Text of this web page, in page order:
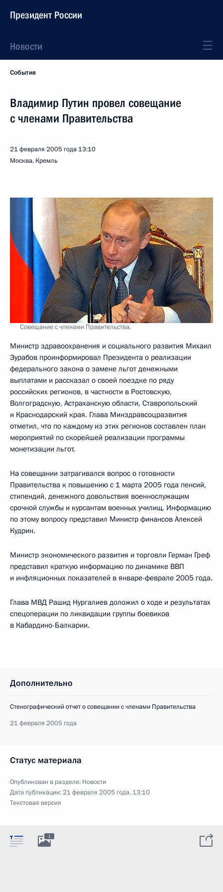
Президент России
Новости
События
Владимир Путин провел совещание
с членами Правительства
21 февраля 2005 года 13:10
Москва, Кремль
Совещание с членами Правительства.
Министр здравоохранения и социального развития Михаил
Зурабов проинформировал Президента о реализации
федерального закона о замене льгот денежными
выплатами и рассказал о своей поездке по ряду
российских регионов, в частности в Ростовскую,
Волгоградскую, Астраханскую области, Ставропольский
и Краснодарский края. Глава Минздравсоцразвития
отметил, что по каждому из этих регионов составлен план
мероприятий по скорейшей реализации программы
монетизации льгот.
На совещании затрагивался вопрос о готовности
Правительства к повышению с 1 марта 2005 года пенсий,
стипендий, денежного довольствия военнослужащим
срочной службы и курсантам военных училищ. Информацию
по этому вопросу представил Министр финансов Алексей
Кудрин.
Министр экономического развития и торговли Герман Греф
представил краткую информацию по динамике ВВП
и инфляционных показателей в январе-феврале 2005 года.
Глава МВД Рашид Нургалиев доложил о ходе и результатах
спецоперации по ликвидации группы боевиков
в Кабардино-Балкарии.
Дополнительно
Стенографический отчет о совещании с членами Правительства
21 февраля 2005 года
Статус материала
Опубликован в разделе: Новости
Дата публикации:21 февраля 2005 года, 13:10
Текстовая версия
1